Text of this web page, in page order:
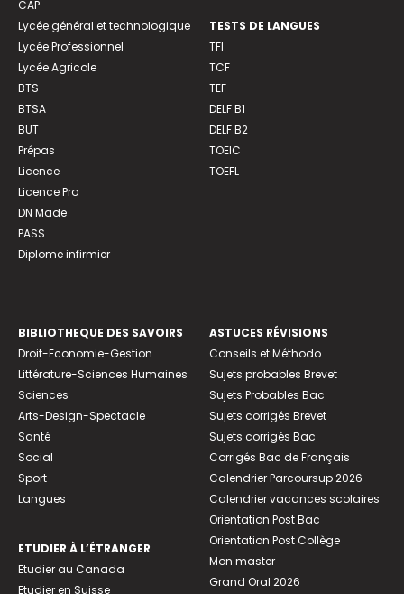
CAP
Lycée général et technologique
Lycée Professionnel
Lycée Agricole
BTS
BTSA
BUT
Prépas
Licence
Licence Pro
DN Made
PASS
Diplome infirmier
TESTS DE LANGUES
TFI
TCF
TEF
DELF B1
DELF B2
TOEIC
TOEFL
BIBLIOTHEQUE DES SAVOIRS
Droit-Economie-Gestion
Littérature-Sciences Humaines
Sciences
Arts-Design-Spectacle
Santé
Social
Sport
Langues
ETUDIER À L’ÉTRANGER
Etudier au Canada
Etudier en Suisse
ASTUCES RÉVISIONS
Conseils et Méthodo
Sujets probables Brevet
Sujets Probables Bac
Sujets corrigés Brevet
Sujets corrigés Bac
Corrigés Bac de Français
Calendrier Parcoursup 2026
Calendrier vacances scolaires
Orientation Post Bac
Orientation Post Collège
Mon master
Grand Oral 2026